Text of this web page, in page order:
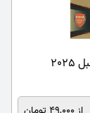
کارت کیمدی فوتبال سول کمبل 2025